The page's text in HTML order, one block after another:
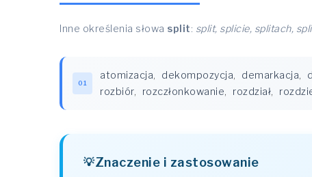
Inne określenia słowa split: split, splicie, splitach,
01
atomizacja, dekompozycja, demarkacja,
rozbiór, rozczłonkowanie, rozdział,
Znaczenie i zastosowanie